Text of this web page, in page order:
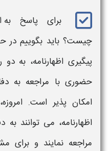
برای پاسخ به
چیست؟ باید بگوییم در
پیگیری اظهارنامه، به
حضوری با مراجعه به
امکان پذیر است.
اظهارنامه، می توانند به
مراجعه نمایند و برای